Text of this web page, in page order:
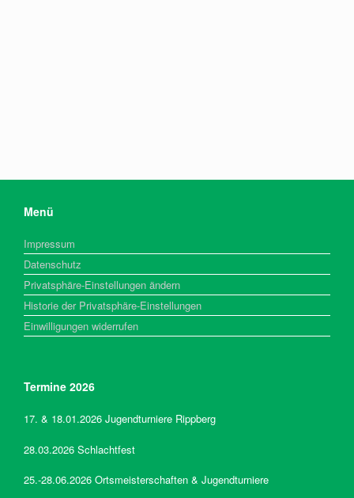
Menü
Impressum
Datenschutz
Privatsphäre-Einstellungen ändern
Historie der Privatsphäre-Einstellungen
Einwilligungen widerrufen
Termine 2026
17. & 18.01.2026 Jugendturniere Rippberg
28.03.2026 Schlachtfest
25.-28.06.2026 Ortsmeisterschaften & Jugendturniere